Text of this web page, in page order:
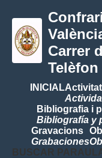
Carrer
Telèfon
INICIAL
Bibliografia i
Bibliografía y
Gravacions
Grabaciones
BUSCAR